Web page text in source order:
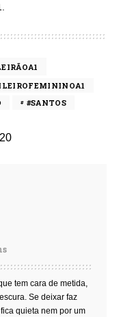
#SANTOS
tem cara de metida,
Se deixar faz
quieta nem por um